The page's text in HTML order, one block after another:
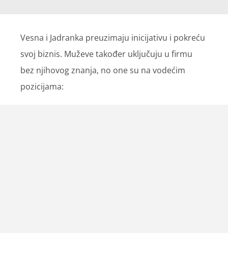
Vesna i Jadranka preuzimaju inicijativu i pokreću
svoj biznis. Muževe također uključuju u firmu
bez njihovog znanja, no one su na vodećim
pozicijama: